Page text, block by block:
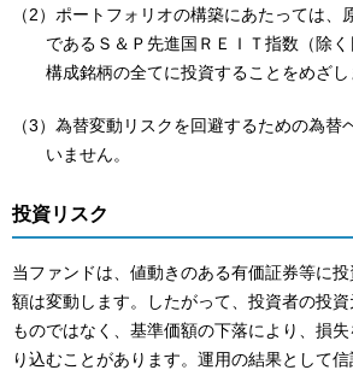
（2）ポートフォリオの構築にあたっては、
であるＳ＆Ｐ先進国ＲＥＩＴ指数（除
構成銘柄の全てに投資することをめざし
（3）為替変動リスクを回避するための為替
いません。
投資リスク
当ファンドは、値動きのある有価証券等に
額は変動します。したがって、投資者の投
ものではなく、基準価額の下落により、損
り込むことがあります。運用の結果として